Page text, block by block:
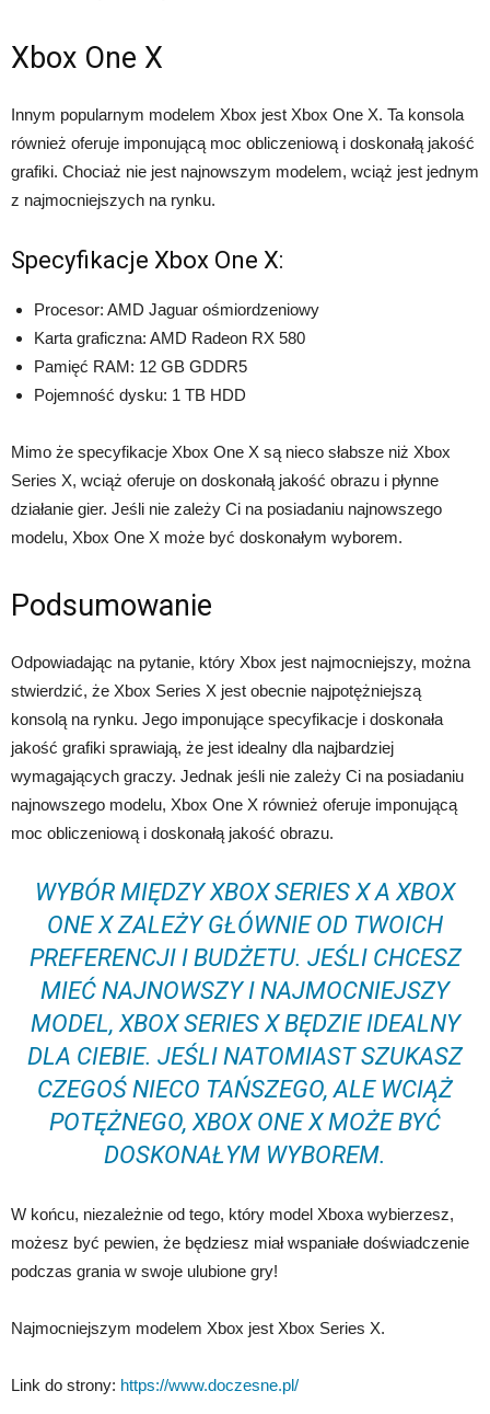
Xbox One X
Innym popularnym modelem Xbox jest Xbox One X. Ta konsola
również oferuje imponującą moc obliczeniową i doskonałą jakość
grafiki. Chociaż nie jest najnowszym modelem, wciąż jest jednym
z najmocniejszych na rynku.
Specyfikacje Xbox One X:
Procesor: AMD Jaguar ośmiordzeniowy
Karta graficzna: AMD Radeon RX 580
Pamięć RAM: 12 GB GDDR5
Pojemność dysku: 1 TB HDD
Mimo że specyfikacje Xbox One X są nieco słabsze niż Xbox
Series X, wciąż oferuje on doskonałą jakość obrazu i płynne
działanie gier. Jeśli nie zależy Ci na posiadaniu najnowszego
modelu, Xbox One X może być doskonałym wyborem.
Podsumowanie
Odpowiadając na pytanie, który Xbox jest najmocniejszy, można
stwierdzić, że Xbox Series X jest obecnie najpotężniejszą
konsolą na rynku. Jego imponujące specyfikacje i doskonała
jakość grafiki sprawiają, że jest idealny dla najbardziej
wymagających graczy. Jednak jeśli nie zależy Ci na posiadaniu
najnowszego modelu, Xbox One X również oferuje imponującą
moc obliczeniową i doskonałą jakość obrazu.
WYBÓR MIĘDZY XBOX SERIES X A XBOX
ONE X ZALEŻY GŁÓWNIE OD TWOICH
PREFERENCJI I BUDŻETU. JEŚLI CHCESZ
MIEĆ NAJNOWSZY I NAJMOCNIEJSZY
MODEL, XBOX SERIES X BĘDZIE IDEALNY
DLA CIEBIE. JEŚLI NATOMIAST SZUKASZ
CZEGOŚ NIECO TAŃSZEGO, ALE WCIĄŻ
POTĘŻNEGO, XBOX ONE X MOŻE BYĆ
DOSKONAŁYM WYBOREM.
W końcu, niezależnie od tego, który model Xboxa wybierzesz,
możesz być pewien, że będziesz miał wspaniałe doświadczenie
podczas grania w swoje ulubione gry!
Najmocniejszym modelem Xbox jest Xbox Series X.
Link do strony: https://www.doczesne.pl/